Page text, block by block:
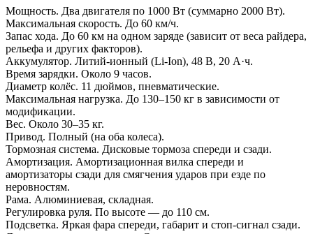
Мощность. Два двигателя по 1000 Вт (суммарно 2000 Вт).
Максимальная скорость. До 60 км/ч.
Запас хода. До 60 км на одном заряде (зависит от веса райдера,
рельефа и других факторов).
Аккумулятор. Литий-ионный (Li-Ion), 48 В, 20 А·ч.
Время зарядки. Около 9 часов.
Диаметр колёс. 11 дюймов, пневматические.
Максимальная нагрузка. До 130–150 кг в зависимости от
модификации.
Вес. Около 30–35 кг.
Привод. Полный (на оба колеса).
Тормозная система. Дисковые тормоза спереди и сзади.
Амортизация. Амортизационная вилка спереди и
амортизаторы сзади для смягчения ударов при езде по
неровностям.
Рама. Алюминиевая, складная.
Регулировка руля. По высоте — до 110 см.
Подсветка. Яркая фара спереди, габарит и стоп-сигнал сзади.